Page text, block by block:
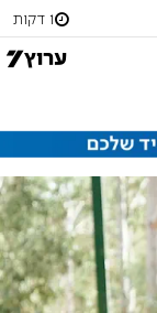
1 דקות